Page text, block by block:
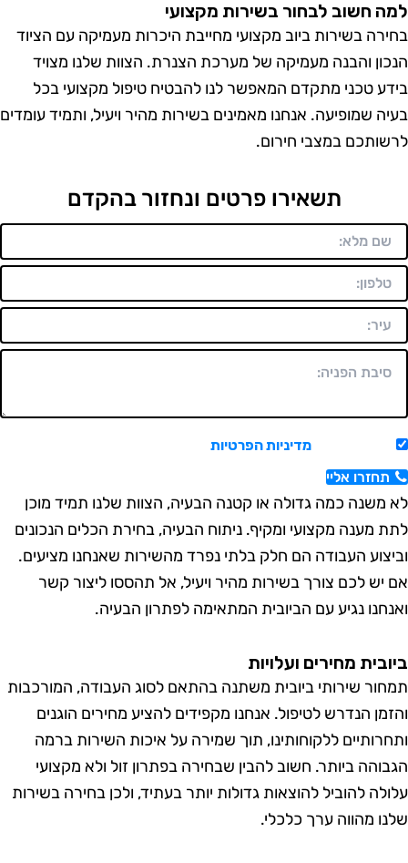
חשוב לבחור בשירות מקצועי
בשירות ביוב מקצועי מחייבת היכרות מעמיקה עם הציוד
והבנה מעמיקה של מערכת הצנרת. הצוות שלנו מצויד
טכני מתקדם המאפשר לנו להבטיח טיפול מקצועי בכל
שמופיעה. אנחנו מאמינים בשירות מהיר ויעיל, ותמיד עומדים
במצבי חירום.
תשאירו פרטים ונחזור בהקדם
ת את מדיניות הפרטיותויצירת קשר.
אליי
כמה גדולה או קטנה הבעיה, הצוות שלנו תמיד מוכן
מענה מקצועי ומקיף. ניתוח הבעיה, בחירת הכלים הנכונים
העבודה הם חלק בלתי נפרד מהשירות שאנחנו מציעים.
לכם צורך בשירות מהיר ויעיל, אל תהססו ליצור קשר
נגיע עם הביובית המתאימה לפתרון הבעיה.
מחירים ועלויות
שירותי ביובית משתנה בהתאם לסוג העבודה, המורכבות
הנדרש לטיפול. אנחנו מקפידים להציע מחירים הוגנים
ללקוחותינו, תוך שמירה על איכות השירות ברמה
ביותר. חשוב להבין שבחירה בפתרון זול ולא מקצועי
להוביל להוצאות גדולות יותר בעתיד, ולכן בחירה בשירות
מהווה ערך כלכלי.